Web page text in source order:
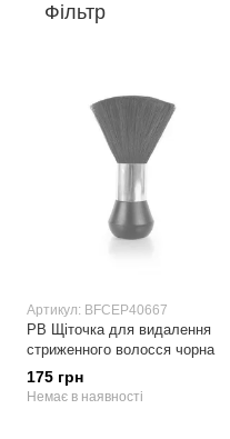
Фільтр
Артикул: BFCEP40667
РВ Щіточка для видалення
стриженного волосся чорна
175 грн
Немає в наявності